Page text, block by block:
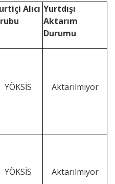
Alıcı Yurtdışı
Aktarım
Durumu
YÖKSİS Aktarılmıyor
YÖKSİS Aktarılmıyor